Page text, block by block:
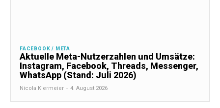
FACEBOOK / META
Aktuelle Meta-Nutzerzahlen und Umsätze:
Instagram, Facebook, Threads, Messenger,
WhatsApp (Stand: Juli 2026)
Nicola Kiermeier - 4. August 2026